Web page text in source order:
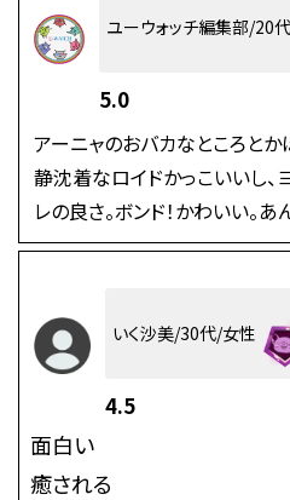
ユーウォッチ編集部/20
5.0
アーニャのおバカなところと
静沈着なロイドかっこいいし
レの良さ。ボンド！かわいい。
いく沙美/30代/女性
4.5
面白い
癒される